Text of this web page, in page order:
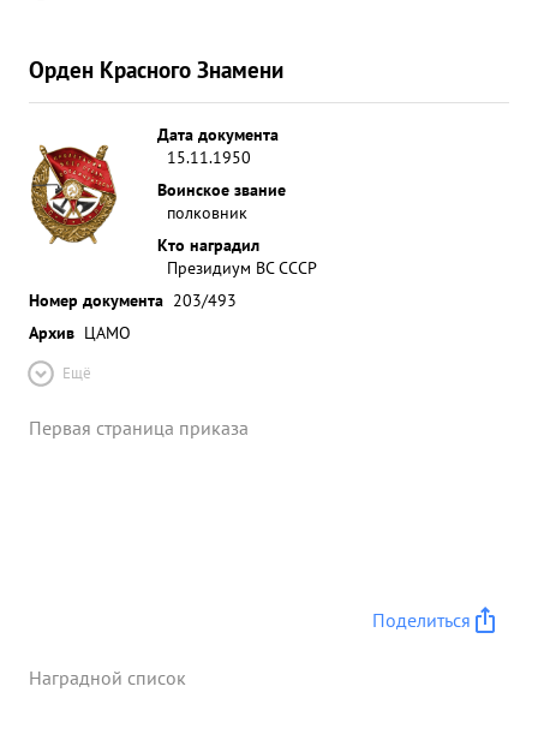
Орден Красного Знамени
Дата документа
15.11.1950
Воинское звание
полковник
Кто наградил
Президиум ВС СССР
Номер документа 203/493
Архив ЦАМО
Ещё
Первая страница приказа
Поделиться
Наградной список